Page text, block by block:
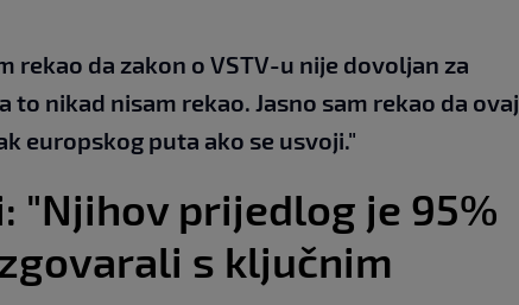
rekao da zakon o VSTV-u nije dovoljan za
to nikad nisam rekao. Jasno sam rekao da ovaj
europskog puta ako se usvoji."
"Njihov prijedlog je 95%
s ključnim